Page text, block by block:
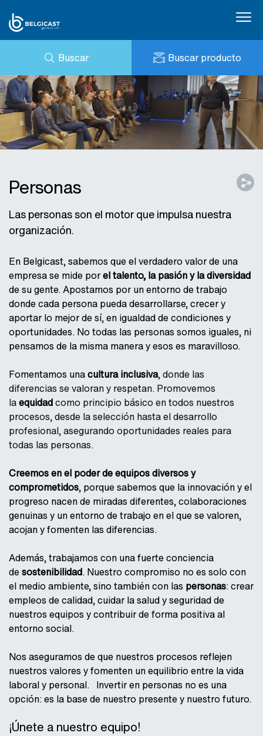
Buscar Buscar producto
NOTICIAS
DESCARGAS
REFERENCIAS
CONTACTO
CONSULTA
MI BELGICAST
BELGICAST PORTAL
Personas
Las personas son el motor que impulsa nuestra
organización.
En Belgicast, sabemos que el verdadero valor de una
empresa se mide porel talento, la pasión y la diversidad
de su gente. Apostamos por un entorno de trabajo
donde cada persona pueda desarrollarse, crecer y
aportar lo mejor de sí, en igualdad de condiciones y
oportunidades. No todas las personas somos iguales, ni
pensamos de la misma manera y esos es maravilloso.
Fomentamos unacultura inclusiva, donde las
diferencias se valoran y respetan. Promovemos
laequidadcomo principio básico en todos nuestros
procesos, desde la selección hasta el desarrollo
profesional, asegurando oportunidades reales para
todas las personas.
Creemos en el poder de equipos diversos y
comprometidos, porque sabemos que la innovación y el
progreso nacen de miradas diferentes, colaboraciones
genuinas y un entorno de trabajo en el que se valoren,
acojan y fomenten las diferencias.
Además, trabajamos con una fuerte conciencia
desostenibilidad. Nuestro compromiso no es solo con
el medio ambiente, sino también con las personas: crear
empleos de calidad, cuidar la salud y seguridad de
nuestros equipos y contribuir de forma positiva al
entorno social.
Nos aseguramos de que nuestros procesos reflejen
nuestros valores y fomenten un equilibrio entre la vida
laboral y personal. Invertir en personas no es una
opción: es la base de nuestro presente y nuestro futuro.
¡Únete a nuestro equipo!